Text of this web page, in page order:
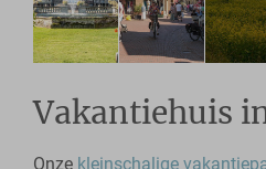
Vakantiehuis
Onze kleinschalige